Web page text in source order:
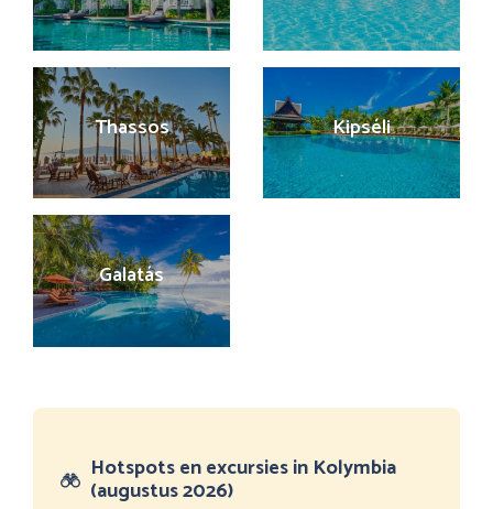
Thassos Kipséli
Galatás
Hotspots en excursies in Kolymbia
(augustus 2026)